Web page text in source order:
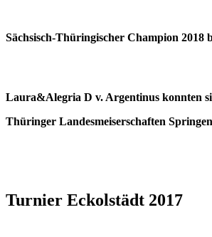
Sächsisch-Thüringischer Champion 2018
Laura&Alegria D v. Argentinus konnten
Thüringer Landesmeiserschaften
Turnier Eckolstädt 2017